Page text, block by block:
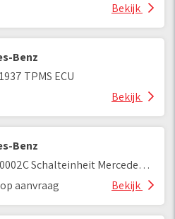
Bekijk
Benz
TPMS ECU
Bekijk
Benz
A4463530002C Schalteinheit Mercedes Benz MP4
aanvraag
Bekijk